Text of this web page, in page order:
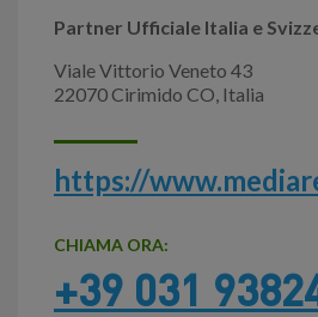
Partner Ufficiale Italia e
Viale Vittorio Veneto 43
22070 Cirimido CO, Italia
https://
CHIAMA ORA:
+39 031